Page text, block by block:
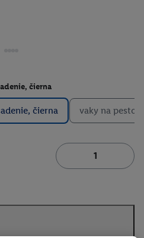
čierna
čierna vaky na